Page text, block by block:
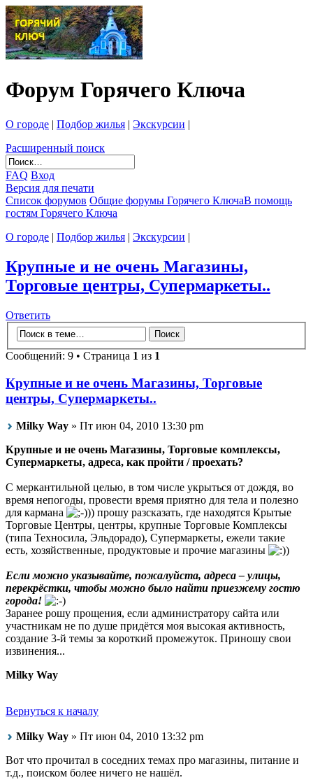
Форум Горячего Ключа
О городе | Подбор жилья | Экскурсии |
Расширенный поиск
FAQ Вход
Версия для печати
Список форумов Общие форумы Горячего КлючаВ помощь
гостям Горячего Ключа
О городе | Подбор жилья | Экскурсии |
Крупные и не очень Магазины,
Торговые центры, Супермаркеты..
Ответить
Сообщений: 9 • Страница 1 из 1
Крупные и не очень Магазины, Торговые
центры, Супермаркеты..
Milky Way » Пт июн 04, 2010 13:30 pm
Крупные и не очень Магазины, Торговые комплексы,
Супермаркеты, адреса, как пройти / проехать?
С меркантильной целью, в том числе укрыться от дождя, во
время непогоды, провести время приятно для тела и полезно
для кармана
)) прошу разсказать, где находятся Крытые
Торговые Центры, центры, крупные Торговые Комплексы
(типа Техносила, Эльдорадо), Супермаркеты, ежели такие
есть, хозяйственные, продуктовые и прочие магазины
)
Если можно указывайте, пожалуйста, адреса – улицы,
перекрёстки, чтобы можно было найти приезжему гостю
города!
Заранее рошу прощения, если администратору сайта или
участникам не по душе придётся моя высокая активность,
создание 3-й темы за короткий промежуток. Приношу свои
извинения...
Milky Way
Вернуться к началу
Milky Way » Пт июн 04, 2010 13:32 pm
Вот что прочитал в соседних темах про магазины, питание и
т.д., поиском более ничего не нашёл.